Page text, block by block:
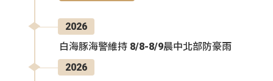
2026
白海豚海警維持 8/8-8/9晨中北部防豪雨
2026